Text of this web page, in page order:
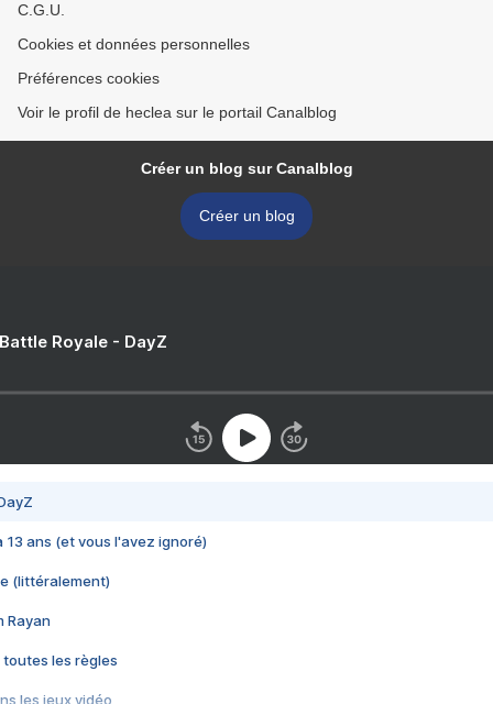
C.G.U.
Cookies et données personnelles
Préférences cookies
Voir le profil de heclea sur le portail Canalblog
Créer un blog sur Canalblog
Créer un blog
Royale - DayZ
13 ans (et vous l'avez ignoré)
(littéralement)
Rayan
toutes les règles
les jeux vidéo